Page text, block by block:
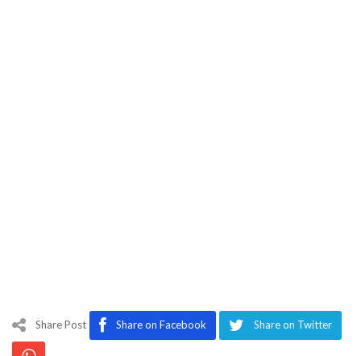
Share Post Share on Facebook Share on Twitter